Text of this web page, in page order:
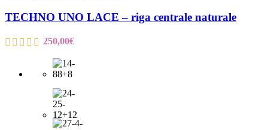
TECHNO UNO LACE – riga centrale naturale
250,00€